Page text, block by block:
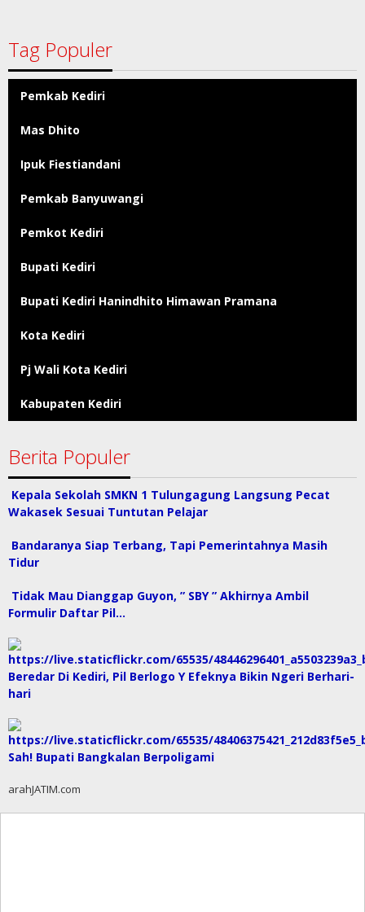
Tag Populer
Pemkab Kediri
Mas Dhito
Ipuk Fiestiandani
Pemkab Banyuwangi
Pemkot Kediri
Bupati Kediri
Bupati Kediri Hanindhito Himawan Pramana
Kota Kediri
Pj Wali Kota Kediri
Kabupaten Kediri
Berita Populer
Kepala Sekolah SMKN 1 Tulungagung Langsung Pecat
Wakasek Sesuai Tuntutan Pelajar
Bandaranya Siap Terbang, Tapi Pemerintahnya Masih
Tidur
Tidak Mau Dianggap Guyon, ” SBY ” Akhirnya Ambil
Formulir Daftar Pil…
Beredar Di Kediri, Pil Berlogo Y Efeknya Bikin Ngeri Berhari-
hari
Sah! Bupati Bangkalan Berpoligami
arahJATIM.com